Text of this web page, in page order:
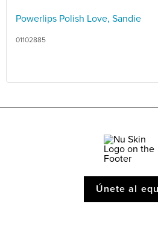
Powerlips Polish Love, Sandie
01102885
Únete al